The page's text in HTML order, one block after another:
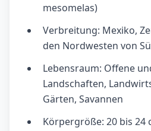
mesomelas)
Verbreitung: Mexiko,
den Nordwesten von
Lebensraum: Offene
Landschaften,
Gärten, Savannen
Körpergröße: 20 bis 24